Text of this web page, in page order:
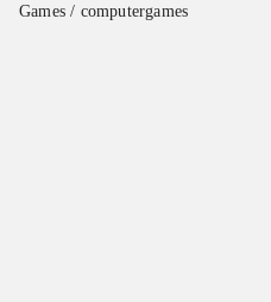
Games / computergames